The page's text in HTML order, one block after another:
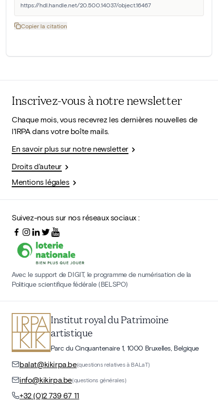
https://hdl.handle.net/20.500.14037/object.16467
Copier la citation
Inscrivez-vous à notre newsletter
Chaque mois, vous recevrez les dernières nouvelles de
l'IRPA dans votre boîte mails.
En savoir plus sur notre newsletter
Droits d'auteur
Mentions légales
Suivez-nous sur nos réseaux sociaux :
Avec le support de DIGIT, le programme de numérisation de la
Politique scientifique fédérale (BELSPO)
Institut royal du Patrimoine
artistique
Parc du Cinquantenaire 1, 1000 Bruxelles, Belgique
balat@kikirpa.be(questions relatives à BALaT)
info@kikirpa.be(questions générales)
+32 (0)2 739 67 11